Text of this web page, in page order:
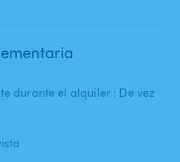
durante el alquiler : De vez